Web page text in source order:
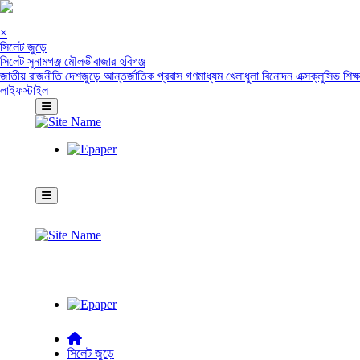
×
সিলেট জুড়ে
সিলেটসুনামগঞ্জ মৌলভীবাজারহবিগঞ্জ
জাতীয় রাজনীতিদেশজুড়ে আন্তর্জাতিক প্রবাসগণমাধ্যমখেলাধুলা বিনোদনএক্সক্লুসিভ
লাইফস্টাইল
সিলেট জুড়ে